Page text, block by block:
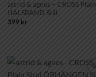
astrid & agnes – CROSS Plain
HALSBAND Stål
399 kr